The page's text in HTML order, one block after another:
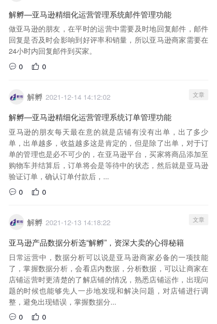
解孵—亚马逊精细化运营管理系统邮件管理功能
做亚马逊的朋友，在平时的运营中需要及时地回复邮件，邮件
回复是否及时会影响到好评率和销量，所以亚马逊商家需要在
24小时内回复邮件到买家。
0
0
解孵 2021-12-14 14:12:02 文章
解孵—亚马逊精细化运营管理系统订单管理功能
亚马逊的朋友每天最在意的就是店铺有没有出单，出了多少
单，出单越多，收益越多这是肯定的，但是除了出单，对于订
单的管理也是必不可少的，在亚马逊平台，买家将商品添加至
购物车并结算后，订单将会是等待中的状态，然后就是亚马逊
验证订单，确认订单付款后，...
0
0
解孵 2021-12-13 14:18:22 文章
亚马逊产品数据分析选“解孵”，资深大卖的心得秘籍
日常运营中，数据分析可以说是亚马逊商家必备的一项技能
了，掌握数据分析，会看店内数据，分析数据，可以让商家在
店铺运营时更清楚的了解店铺的情况，熟悉店铺运作，出现问
题的时候也能够先人一步地发现和解决问题，对店铺进行调
整，避免出现错误，掌握数据分...
0
0